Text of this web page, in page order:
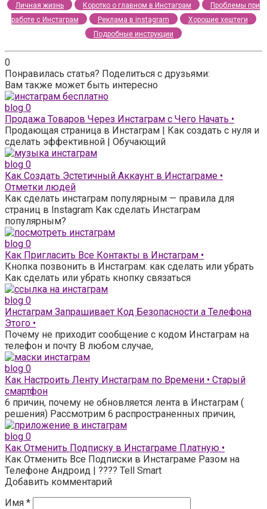
Личная жизнь Коротко о главном в Инстаграм
Проблемы при
работе с Инстаграм
Реклама в instagram
Хорошие хештеги
Подробные инструкции
0
Понравилась статья? Поделиться с друзьями:
Вам также может быть интересно
blog 0
Продажа Товаров Через Инстаграм с Чего Начать •
Продающая страница в Инстаграм | Как создать с нуля и
сделать эффективной | Обучающий
blog 0
Как Создать Эстетичный Аккаунт в Инстаграме •
Отметки людей
Как сделать инстаграм популярным — правила для
страниц в Instagram Как сделать Инстаграм
популярным?
blog 0
Как Пригласить Все Контакты в Инстаграм •
Кнопка позвонить в Инстаграм: как сделать или убрать
Как сделать или убрать кнопку связаться
blog 0
Инстаграм Запрашивает Код Безопасности а Телефона
Этого •
Почему не приходит сообщение с кодом Инстаграм на
телефон и почту В любом случае,
blog 0
Как Настроить Ленту Инстаграм по Времени • Старый
смартфон
6 причин, почему не обновляется лента в Инстаграм (
решения) Рассмотрим 6 распространенных причин,
blog 0
Как Отменить Подписку в Инстаграме Платную •
Как Отменить Все Подписки в Инстаграме Разом на
Телефоне Андроид | ???? Tell Smart
Добавить комментарий
Имя *